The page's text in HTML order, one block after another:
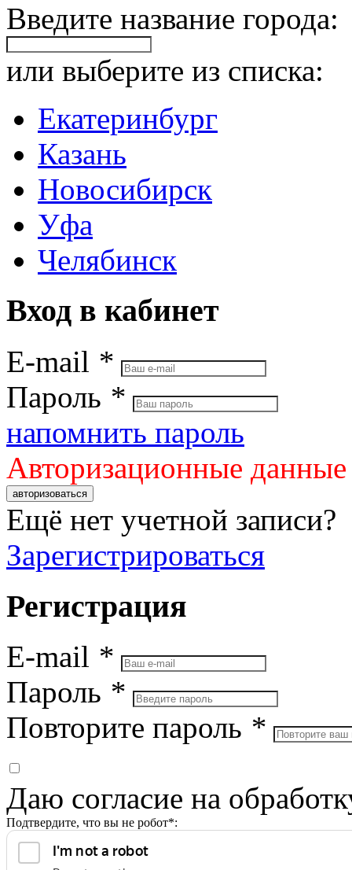
Введите название города:
или выберите из списка:
Екатеринбург
Казань
Новосибирск
Уфа
Челябинск
Вход в кабинет
E-mail *
Пароль *
напомнить пароль
Авторизационные
авторизоваться
Ещё нет учетной записи?
Зарегистрироваться
Регистрация
E-mail *
Пароль *
Повторите пароль *
Даю согласие на
Подтвердите, что вы не робот*: